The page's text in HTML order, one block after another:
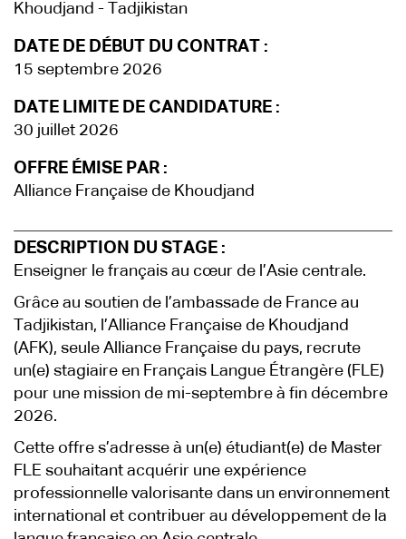
Khoudjand - Tadjikistan
DATE DE DÉBUT DU CONTRAT :
15 septembre 2026
DATE LIMITE DE CANDIDATURE :
30 juillet 2026
OFFRE ÉMISE PAR :
Alliance Française de Khoudjand
DESCRIPTION DU STAGE :
Enseigner le français au cœur de l’Asie centrale.
Grâce au soutien de l’ambassade de France au
Tadjikistan, l’Alliance Française de Khoudjand
(AFK), seule Alliance Française du pays, recrute
un(e) stagiaire en Français Langue Étrangère (FLE)
pour une mission de mi-septembre à fin décembre
2026.
Cette offre s’adresse à un(e) étudiant(e) de Master
FLE souhaitant acquérir une expérience
professionnelle valorisante dans un environnement
international et contribuer au développement de la